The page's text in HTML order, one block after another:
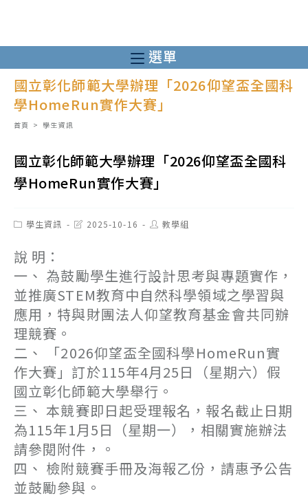
至
主
內
選單
國立彰化師範大學辦理「2026仰望盃全國科
學HomeRun實作大賽」
首頁 > 學生資訊
國立彰化師範大學辦理「2026仰望盃全國科
學HomeRun實作大賽」
Post學生資訊
Post2025-10-16
Post教學組
說 明：
一、 為鼓勵學生進行設計思考與專題實作，
並推廣STEM教育中自然科學領域之學習與
應用，特與財團法人仰望教育基金會共同辦
理競賽。
二、 「2026仰望盃全國科學HomeRun實
作大賽」訂於115年4月25日（星期六）假
國立彰化師範大學舉行。
三、 本競賽即日起受理報名，報名截止日期
為115年1月5日（星期一），相關實施辦法
請參閱附件，。
四、 檢附競賽手冊及海報乙份，請惠予公告
並鼓勵參與。